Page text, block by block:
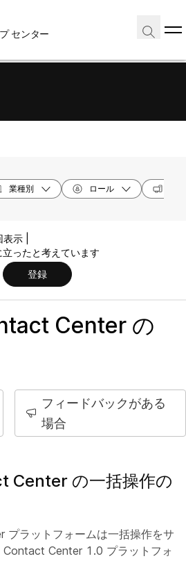
センター
業種別 ロール
示 |
ったと考えています
登録
Center の
フィードバックがある
場合
Center の一括操作の
ラットフォームは一括操作をサ
Contact Center 1.0 プラットフォ